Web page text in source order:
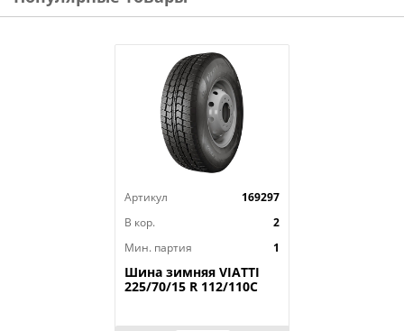
Ширина: 205
Индекс нагрузки: 107/105
Артикул
169297
В кор.
2
Мин. партия
1
Шина зимняя VIATTI
225/70/15 R 112/110C